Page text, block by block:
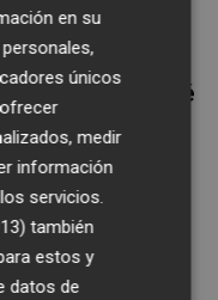
posturas
Antelo ha
que VOX esté
una de
entendemos
valor añadido
en su
únicos
medir
información
servicios.
también
estos y
datos de